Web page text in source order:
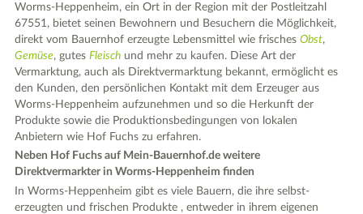
Worms-Heppenheim, ein Ort in der Region mit der Postleitzahl
67551, bietet seinen Bewohnern und Besuchern die Möglichkeit,
direkt vom Bauernhof erzeugte Lebensmittel wie frischesObst,
Gemüse, gutesFleisch und mehr zu kaufen. Diese Art der
Vermarktung, auch als Direktvermarktung bekannt, ermöglicht es
den Kunden, den persönlichen Kontakt mit dem Erzeuger aus
Worms-Heppenheim aufzunehmen und so die Herkunft der
Produkte sowie die Produktionsbedingungen von lokalen
Anbietern wie Hof Fuchs zu erfahren.
Neben Hof Fuchs auf Mein-Bauernhof.de weitere
Direktvermarkter in Worms-Heppenheim finden
In Worms-Heppenheim gibt es viele Bauern, die ihre selbst-
erzeugten und frischen Produkte , entweder in ihrem eigenen